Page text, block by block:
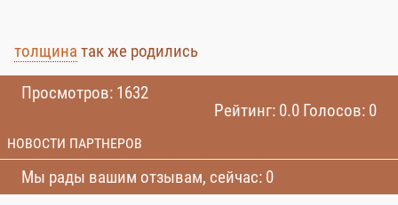
толщина так же родились
Просмотров: 1632
Рейтинг: 0.0 Голосов: 0
НОВОСТИ ПАРТНЕРОВ
Мы рады вашим отзывам, сейчас: 0